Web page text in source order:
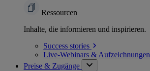
Ressourcen
Inhalte, die informieren und inspirieren.
Success stories
Live-Webinars & Aufzeichnungen
Preise & Zugänge